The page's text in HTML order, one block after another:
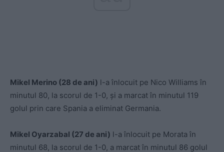
Mikel Merino (28 de ani) l-a înlocuit pe Nico Williams în
minutul 80, la scorul de 1-0, și a marcat în minutul 119
golul prin care Spania a eliminat Germania.
Mikel Oyarzabal (27 de ani) l-a înlocuit pe Morata în
minutul 68, la scorul de 1-0, a marcat în minutul 86 golul